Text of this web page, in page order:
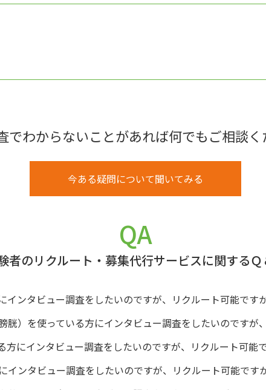
でわからないことがあれば何でもご相談く
今ある疑問について聞いてみる
QA
者のリクルート・募集代行サービスに関するＱ
ンタビュー調査をしたいのですが、リクルート可能です
）を使っている方にインタビュー調査をしたいのですが
にインタビュー調査をしたいのですが、リクルート可能
インタビュー調査をしたいのですが、リクルート可能です